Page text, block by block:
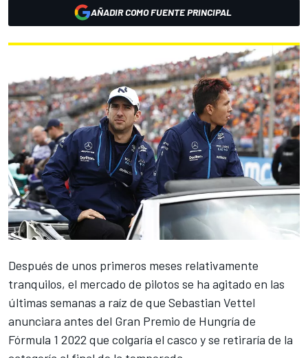
AÑADIR COMO FUENTE PRINCIPAL
Después de unos primeros meses relativamente
tranquilos, el mercado de pilotos se ha agitado en las
últimas semanas a raíz de que Sebastian Vettel
anunciara antes del Gran Premio de Hungría de
Fórmula 1 2022 que colgaría el casco yse retiraría de la